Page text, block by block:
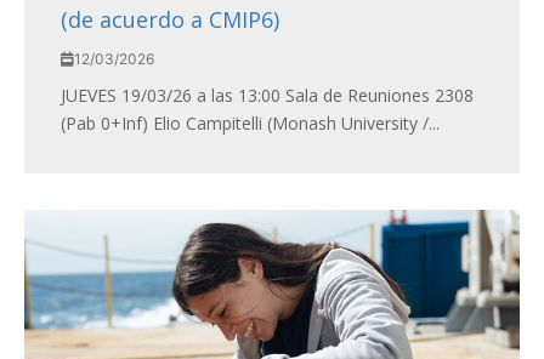
(de acuerdo a CMIP6)
12/03/2026
JUEVES 19/03/26 a las 13:00 Sala de Reuniones 2308
(Pab 0+Inf) Elio Campitelli (Monash University /...